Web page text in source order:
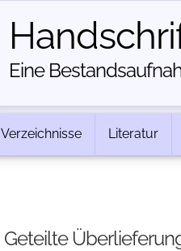
Eine
Verzeichnisse Literatur
Geteilte